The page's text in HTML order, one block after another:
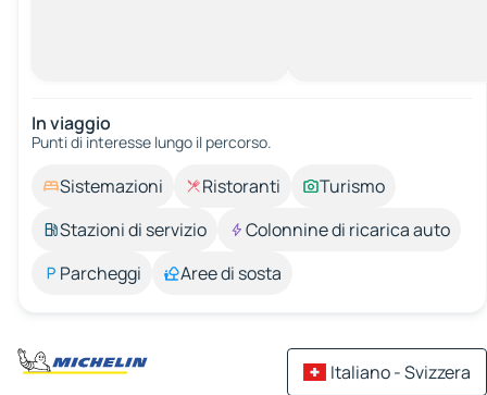
In viaggio
Punti di interesse lungo il percorso.
Sistemazioni Ristoranti
Turismo
Stazioni di servizio
Colonnine di ricarica auto
Parcheggi
Aree di sosta
Italiano - Svizzera